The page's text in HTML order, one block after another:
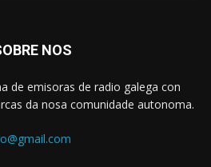
NOS
de emisoras de radio galega con
da nosa comunidade autonoma.